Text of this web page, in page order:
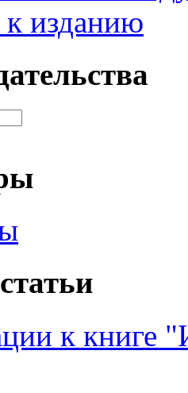
к изданию
к книге